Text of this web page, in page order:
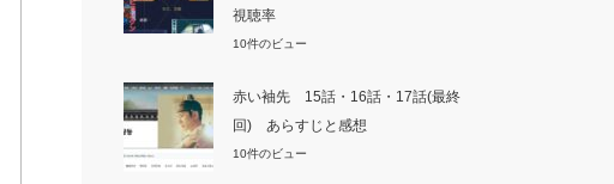
視聴率
10件のビュー
赤い袖先 15話・16話・17話(最終
回) あらすじと感想
10件のビュー